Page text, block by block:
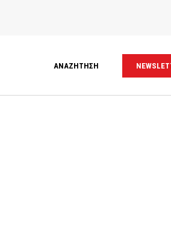
ΑΝΑΖΗΤΗΣΗ